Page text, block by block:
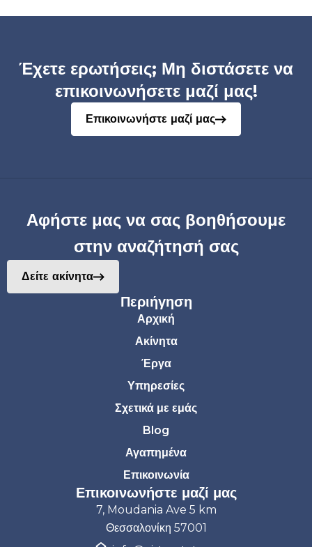
Έχετε ερωτήσεις; Μη διστάσετε να
επικοινωνήσετε μαζί μας!
Επικοινωνήστε μαζί μας
Αφήστε μας να σας βοηθήσουμε
στην αναζήτησή σας
Δείτε ακίνητα
Περιήγηση
Αρχική
Ακίνητα
Έργα
Υπηρεσίες
Σχετικά με εμάς
Blog
Αγαπημένα
Επικοινωνία
Επικοινωνήστε μαζί μας
7, Moudania Ave 5 km
Θεσσαλονίκη 57001